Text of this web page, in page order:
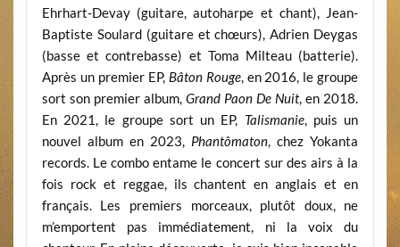
Ehrhart-Devay (guitare, autoharpe et chant), Jean-
Baptiste Soulard (guitare et chœurs), Adrien Deygas
(basse et contrebasse) et Toma Milteau (batterie).
Après un premier EP, Bâton Rouge, en 2016, le groupe
sort son premier album, Grand Paon De Nuit, en 2018.
En 2021, le groupe sort un EP, Talismanie, puis un
nouvel album en 2023, Phantômaton, chez Yokanta
records. Le combo entame le concert sur des airs à la
fois rock et reggae, ils chantent en anglais et en
français. Les premiers morceaux, plutôt doux, ne
m’emportent pas immédiatement, ni la voix du